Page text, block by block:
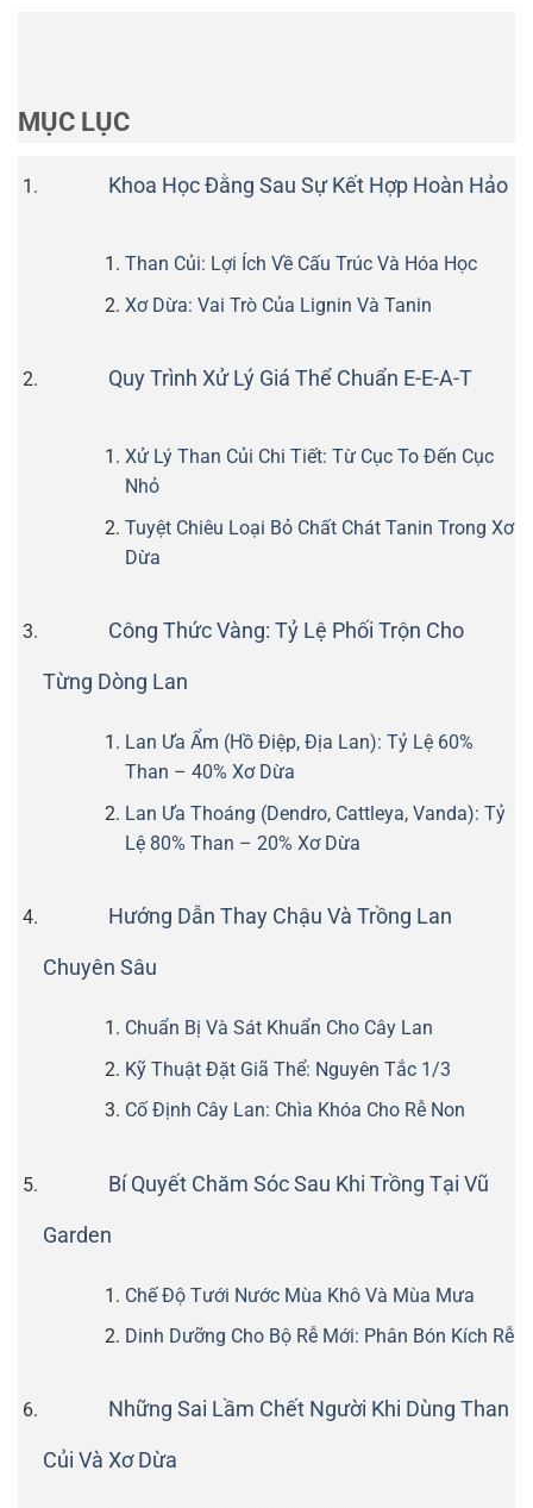
MỤC LỤC
Khoa Học Đằng Sau Sự Kết Hợp Hoàn Hảo
Than Củi: Lợi Ích Về Cấu Trúc Và Hóa Học
Xơ Dừa: Vai Trò Của Lignin Và Tanin
Quy Trình Xử Lý Giá Thể Chuẩn E-E-A-T
Xử Lý Than Củi Chi Tiết: Từ Cục To Đến Cục
Nhỏ
Tuyệt Chiêu Loại Bỏ Chất Chát Tanin Trong Xơ
Dừa
Công Thức Vàng: Tỷ Lệ Phối Trộn Cho
Từng Dòng Lan
Lan Ưa Ẩm (Hồ Điệp, Địa Lan): Tỷ Lệ 60%
Than – 40% Xơ Dừa
Lan Ưa Thoáng (Dendro, Cattleya, Vanda): Tỷ
Lệ 80% Than – 20% Xơ Dừa
Hướng Dẫn Thay Chậu Và Trồng Lan
Chuyên Sâu
Chuẩn Bị Và Sát Khuẩn Cho Cây Lan
Kỹ Thuật Đặt Giã Thể: Nguyên Tắc 1/3
Cố Định Cây Lan: Chìa Khóa Cho Rễ Non
Bí Quyết Chăm Sóc Sau Khi Trồng Tại Vũ
Garden
Chế Độ Tưới Nước Mùa Khô Và Mùa Mưa
Dinh Dưỡng Cho Bộ Rễ Mới: Phân Bón Kích Rễ
Những Sai Lầm Chết Người Khi Dùng Than
Củi Và Xơ Dừa